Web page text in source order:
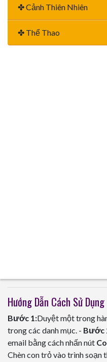
✤ Cảnh Thiên Nhiên
✤ Thể Thao
Hướng Dẫn Cách Sử Dụng
Bước 1:Duyệt một trong
trong các danh mục. - Bước
email bằng cách nhấn nút
Chèn con trỏ vào trình soạn